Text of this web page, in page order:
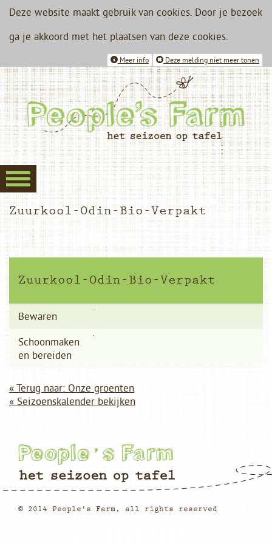
Deze website maakt gebruik van cookies. Door je bezoek
ga je akkoord met het plaatsen van deze cookies.
Deze melding niet meer tonen
Meer info
Zuurkool-Odin-Bio-Verpakt
Zuurkool-Odin-Bio-Verpakt
Bewaren
Schoonmaken
en bereiden
« Terug naar: Onze groenten
« Seizoenskalender bekijken
© 2014 People's Farm, all rights reserved